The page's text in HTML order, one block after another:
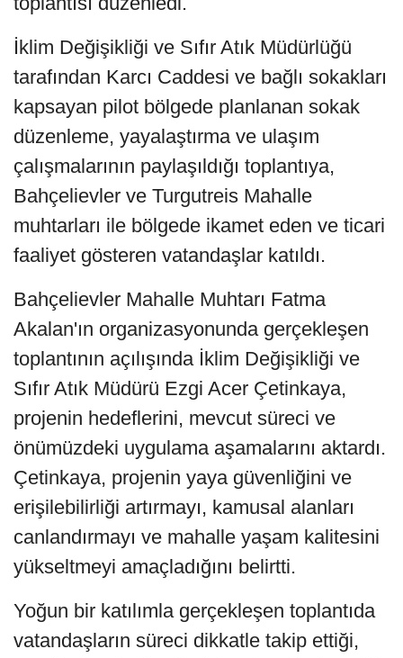
İklim Değişikliği ve Sıfır Atık Müdürlüğü
tarafından Karcı Caddesi ve bağlı sokakları
kapsayan pilot bölgede planlanan sokak
düzenleme, yayalaştırma ve ulaşım
çalışmalarının paylaşıldığı toplantıya,
Bahçelievler ve Turgutreis Mahalle
muhtarları ile bölgede ikamet eden ve ticari
faaliyet gösteren vatandaşlar katıldı.
Bahçelievler Mahalle Muhtarı Fatma
Akalan'ın organizasyonunda gerçekleşen
toplantının açılışında İklim Değişikliği ve
Sıfır Atık Müdürü Ezgi Acer Çetinkaya,
projenin hedeflerini, mevcut süreci ve
önümüzdeki uygulama aşamalarını aktardı.
Çetinkaya, projenin yaya güvenliğini ve
erişilebilirliği artırmayı, kamusal alanları
canlandırmayı ve mahalle yaşam kalitesini
yükseltmeyi amaçladığını belirtti.
Yoğun bir katılımla gerçekleşen toplantıda
vatandaşların süreci dikkatle takip ettiği,